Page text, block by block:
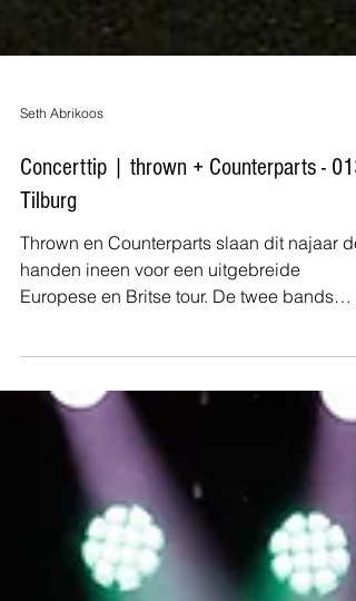
Seth Abrikoos
Concerttip | thrown + Counterparts - 013,
Tilburg
Thrown en Counterparts slaan dit najaar de
binnen de moderne metal- en
hardcorescene en nemen met No Cure en
Heavensgate twee veelbelovende
supportacts mee.